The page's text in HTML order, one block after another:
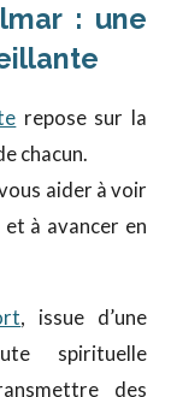
: une
repose sur la
chacun.
aider à voir
à avancer en
, issue d’une
spirituelle
des